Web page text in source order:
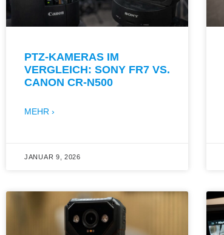
PTZ-KAMERAS IM
VERGLEICH: SONY FR7 VS.
CANON CR-N500
MEHR ›
JANUAR 9, 2026